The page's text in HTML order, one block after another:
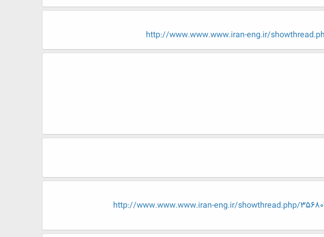
http://www.www.www.iran-eng.ir/
http://www.www.www.iran-eng.ir/showthread.php/